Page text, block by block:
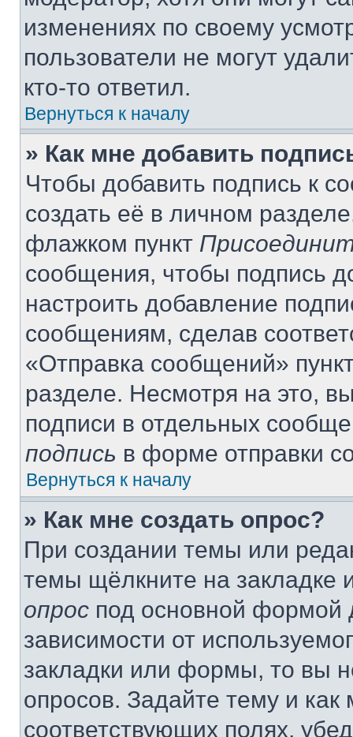
изменениях по своему
пользователи не могут
кто-то ответил.
Вернуться к началу
» Как мне добавить
Чтобы добавить подпись к
создать её в личном
флажком пункт
сообщения, чтобы подпись
настроить добавление
сообщениям, сделав
«Отправка сообщений»
разделе. Несмотря на это,
подписи в отдельных
подпись в форме отправки
Вернуться к началу
» Как мне создать опрос?
При создании темы или
темы щёлкните на
опрос под основной формой
зависимости от
закладки или формы, то вы
опросов. Задайте тему и
соответствующих полях,